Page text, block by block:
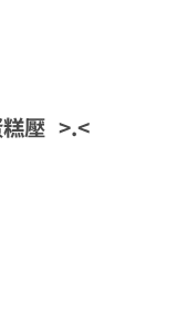
壓 >.<